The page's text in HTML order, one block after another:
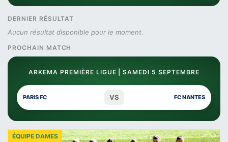
DERNIER RÉSULTAT
Aucun résultat disponible pour le moment.
PROCHAIN MATCH
ARKEMA PREMIÈRE LIGUE | SAMEDI 5 SEPTEMBRE
PARIS FC VS FC NANTES
ÉQUIPE DAMES